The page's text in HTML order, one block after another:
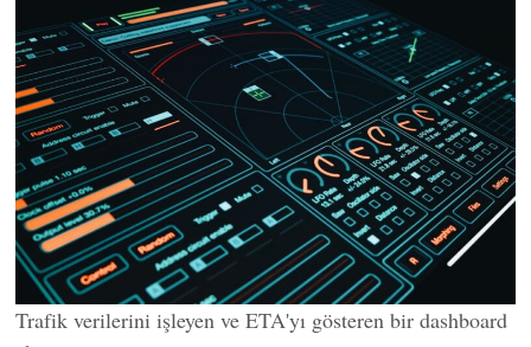
Trafik verilerini işleyen ve ETA'yı gösteren bir dashboard